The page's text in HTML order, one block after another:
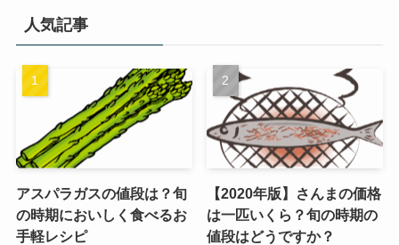
人気記事
アスパラガスの値段は？旬
の時期においしく食べるお
手軽レシピ
【2020年版】さんまの価格
は一匹いくら？旬の時期の
値段はどうですか？